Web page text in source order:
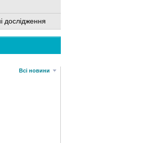
дослідження
Всі новини